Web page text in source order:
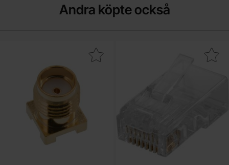
Andra köpte också
Makera sMA hona PCB SMD vertikal som favorit
Makera nätverkskontakt